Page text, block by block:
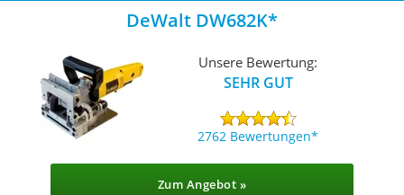
DeWalt DW682K
Unsere Bewertung:
SEHR GUT
2762 Bewertungen
Zum Angebot »